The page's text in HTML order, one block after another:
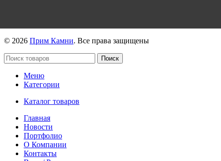
© 2026 Прим Камни. Все права защищены
Поиск
Меню
Категории
Каталог товаров
Главная
Новости
Портфолио
О Компании
Контакты